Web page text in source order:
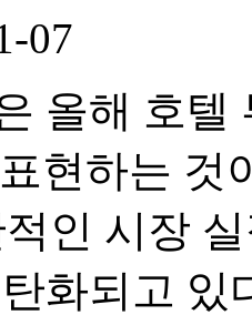
07
올해 호텔
현하는 것
인 시장
화되고 있